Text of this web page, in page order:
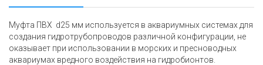
Муфта ПВХ d25 мм используется в аквариумных системах для
создания гидротрубопроводов различной конфигурации, не
оказывает при использовании в морских и пресноводных
аквариумах вредного воздействия на гидробионтов.